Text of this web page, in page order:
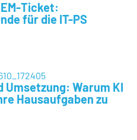
Ticket:
für die IT-PS
Umsetzung: Warum KI
Hausaufgaben zu